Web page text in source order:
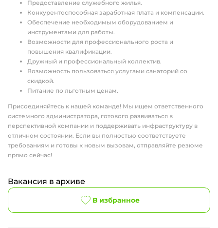
Предоставление служебного жилья.
Конкурентоспособная заработная плата и компенсации.
Обеспечение необходимым оборудованием и
инструментами для работы.
Возможности для профессионального роста и
повышения квалификации.
Дружный и профессиональный коллектив.
Возможность пользоваться услугами санаторий со
скидкой.
Питание по льготным ценам.
Присоединяйтесь к нашей команде! Мы ищем ответственного
системного администратора, готового развиваться в
перспективной компании и поддерживать инфраструктуру в
отличном состоянии. Если вы полностью соответствуете
требованиям и готовы к новым вызовам, отправляйте резюме
прямо сейчас!
Вакансия в архиве
В избранное